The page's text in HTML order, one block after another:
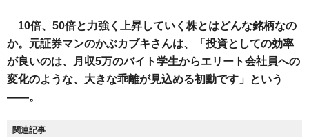
10倍、50倍と力強く上昇していく株とはどんな銘柄なの
か。元証券マンのかぶカブキさんは、「投資としての効率
が良いのは、月収5万のバイト学生からエリート会社員への
変化のような、大きな乖離が見込める初動です」という
――。
関連記事